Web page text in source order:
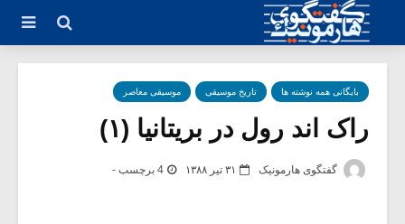
بایگانی همه نوشته ها تاریخ موسیقی موسیقی معاصر
راک اند رول در بریتانیا (۱)
گفتگوی هارمونیک ۳۱ تیر ۱۳۸۸ 4 برچسب -